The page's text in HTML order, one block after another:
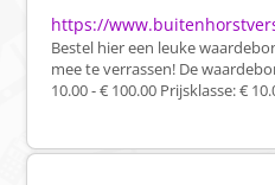
https://
Bestel hier een leuke
mee te verrassen! De
10.00 - € 100.00 Prijsklasse: €